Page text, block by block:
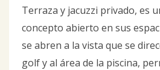
Terraza y jacuzzi privado, es
concepto abierto en sus
se abren a la vista que se
golf y al área de la piscina,